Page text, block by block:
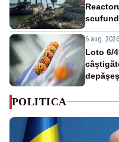
6 aug.
Loto 6/
POLITICA